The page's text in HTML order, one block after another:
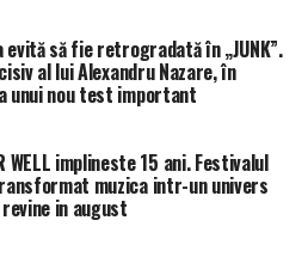
evită să fie retrogradată în „JUNK”.
al lui Alexandru Nazare, în
unui nou test important
WELL implineste 15 ani. Festivalul
muzica intr-un univers
in august